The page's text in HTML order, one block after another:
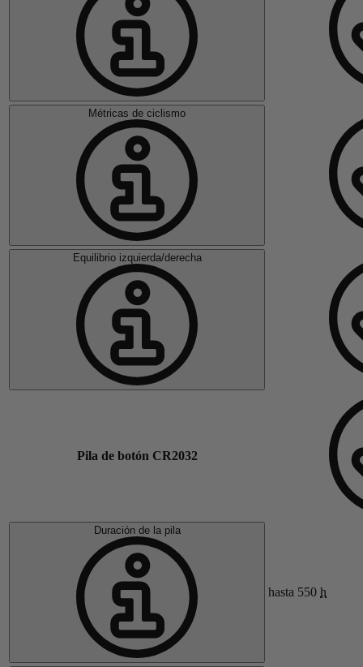
Métricas de ciclismo
Equilibrio izquierda/derecha
Pila de botón CR2032
Duración de la pila
hasta 550 h